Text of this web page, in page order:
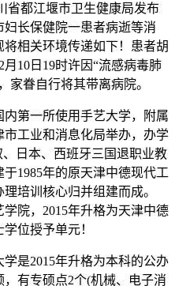
都江堰市卫生健康局发布
长保健院一患者病逝等消
相关环境传递如下！患者胡
10日19时许因“流感病毒肺
家眷自行将其带离病院。
第一所使用手艺大学，附属
工业和消息化局举办，办学
日本、西班牙三国退职业教
1985年的原天津中德现代工
培训核心归并组建而成。
院，2015年升格为天津中德
位授予单元！
是2015年升格为本科的公办
有专硕点2个(机械、电子消